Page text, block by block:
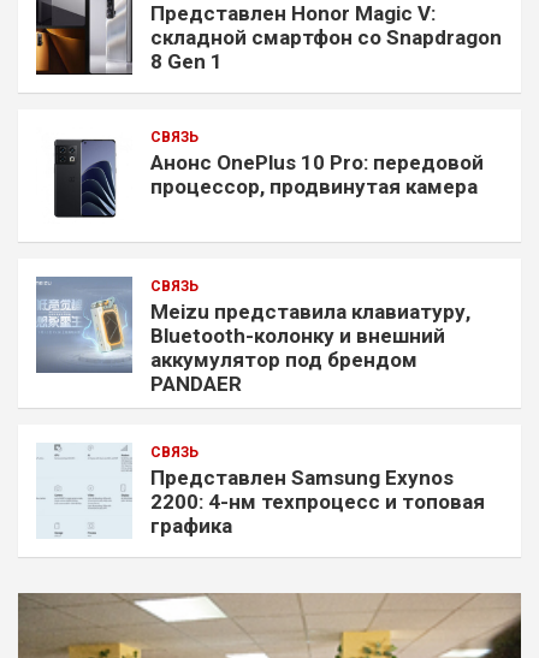
Представлен Honor Magic V:
складной смартфон со Snapdragon
8 Gen 1
СВЯЗЬ
Анонс OnePlus 10 Pro: передовой
процессор, продвинутая камера
СВЯЗЬ
Meizu представила клавиатуру,
Bluetooth-колонку и внешний
аккумулятор под брендом
PANDAER
СВЯЗЬ
Представлен Samsung Exynos
2200: 4-нм техпроцесс и топовая
графика